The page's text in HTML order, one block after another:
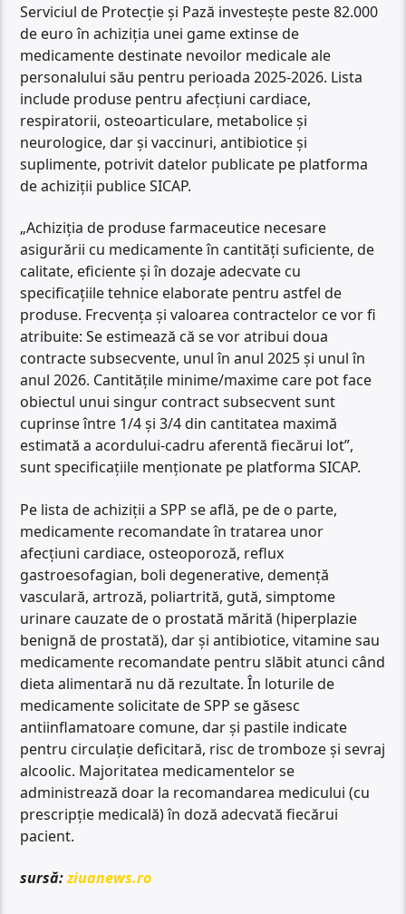
Serviciul de Protecție și Pază investește peste 82.000
de euro în achiziția unei game extinse de
medicamente destinate nevoilor medicale ale
personalului său pentru perioada 2025-2026. Lista
include produse pentru afecțiuni cardiace,
respiratorii, osteoarticulare, metabolice și
neurologice, dar și vaccinuri, antibiotice și
suplimente, potrivit datelor publicate pe platforma
de achiziții publice SICAP.
„Achiziția de produse farmaceutice necesare
asigurării cu medicamente în cantități suficiente, de
calitate, eficiente și în dozaje adecvate cu
specificaţiile tehnice elaborate pentru astfel de
produse. Frecvența și valoarea contractelor ce vor fi
atribuite: Se estimează că se vor atribui doua
contracte subsecvente, unul în anul 2025 și unul în
anul 2026. Cantitățile minime/maxime care pot face
obiectul unui singur contract subsecvent sunt
cuprinse între 1/4 și 3/4 din cantitatea maximă
estimată a acordului-cadru aferentă fiecărui lot”,
sunt specificațiile menționate pe platforma SICAP.
Pe lista de achiziții a SPP se află, pe de o parte,
medicamente recomandate în tratarea unor
afecțiuni cardiace, osteoporoză, reflux
gastroesofagian, boli degenerative, demență
vasculară, artroză, poliartrită, gută, simptome
urinare cauzate de o prostată mărită (hiperplazie
benignă de prostată), dar și antibiotice, vitamine sau
medicamente recomandate pentru slăbit atunci când
dieta alimentară nu dă rezultate. În loturile de
medicamente solicitate de SPP se găsesc
antiinflamatoare comune, dar și pastile indicate
pentru circulație deficitară, risc de tromboze și sevraj
alcoolic. Majoritatea medicamentelor se
administrează doar la recomandarea medicului (cu
prescripție medicală) în doză adecvată fiecărui
pacient.
sursă:ziuanews.ro